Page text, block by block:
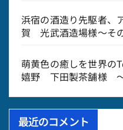
浜宿の酒造り先駆者
賀 光武酒造場様～そ
萌黄色の癒しを世界
嬉野 下田製茶舗様
最近のコメント